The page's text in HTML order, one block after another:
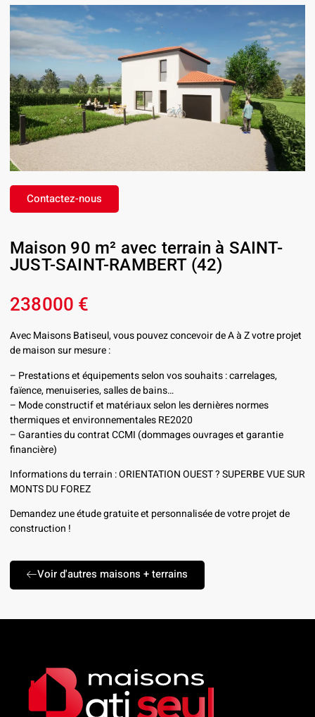
Contactez-nous
Maison 90 m² avec terrain à SAINT-
JUST-SAINT-RAMBERT (42)
238000 €
Avec Maisons Batiseul, vous pouvez concevoir de A à Z votre projet
de maison sur mesure :
– Prestations et équipements selon vos souhaits : carrelages,
faïence, menuiseries, salles de bains…
– Mode constructif et matériaux selon les dernières normes
thermiques et environnementales RE2020
– Garanties du contrat CCMI (dommages ouvrages et garantie
financière)
Informations du terrain : ORIENTATION OUEST ? SUPERBE VUE SUR
MONTS DU FOREZ
Demandez une étude gratuite et personnalisée de votre projet de
construction !
Voir d'autres maisons + terrains